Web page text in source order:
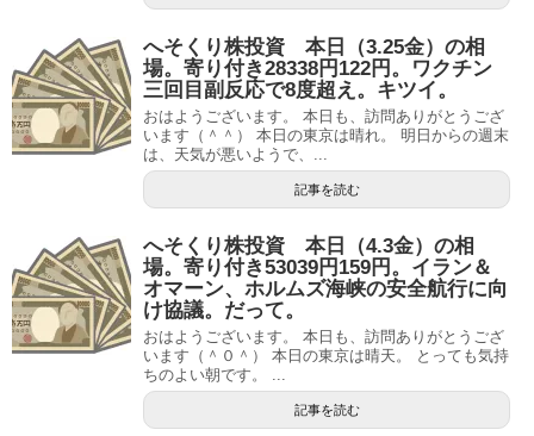
へそくり株投資 本日（3.25金）の相
場。寄り付き28338円122円。ワクチン
三回目副反応で8度超え。キツイ。
おはようございます。 本日も、訪問ありがとうござ
います（＾＾） 本日の東京は晴れ。 明日からの週末
は、天気が悪いようで、...
記事を読む
へそくり株投資 本日（4.3金）の相
場。寄り付き53039円159円。イラン＆
オマーン、ホルムズ海峡の安全航行に向
け協議。だって。
おはようございます。 本日も、訪問ありがとうござ
います（＾０＾） 本日の東京は晴天。 とっても気持
ちのよい朝です。 ...
記事を読む